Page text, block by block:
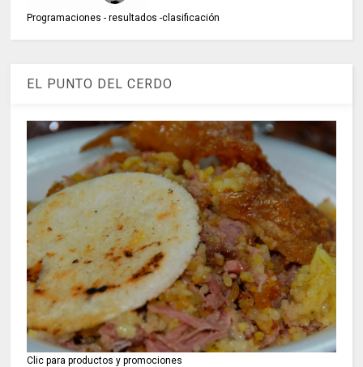
Programaciones - resultados -clasificación
EL PUNTO DEL CERDO
Clic para productos y promociones